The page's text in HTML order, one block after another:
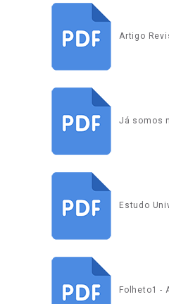
Artigo
Já somos
Estudo
Folheto1 -